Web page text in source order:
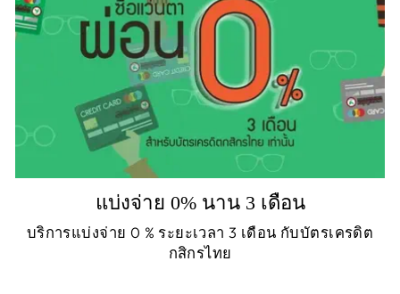
แบ่งจ่าย 0% นาน 3 เดือน
บริการแบ่งจ่าย 0 % ระยะเวลา 3 เดือน กับบัตรเครดิต
กสิกรไทย